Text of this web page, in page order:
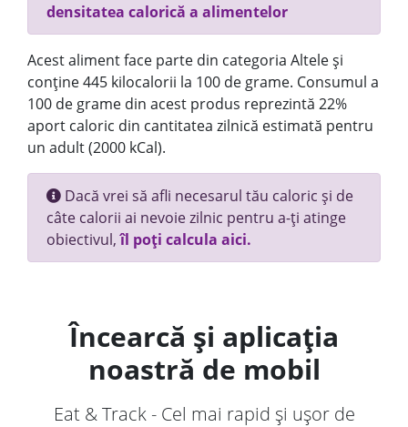
densitatea calorică a alimentelor
Acest aliment face parte din categoria Altele și
conține 445 kilocalorii la 100 de grame. Consumul a
100 de grame din acest produs reprezintă 22%
aport caloric din cantitatea zilnică estimată pentru
un adult (2000 kCal).
Dacă vrei să afli necesarul tău caloric și de
câte calorii ai nevoie zilnic pentru a-ți atinge
obiectivul,îl poți calcula aici.
Încearcă și aplicația
noastră de mobil
Eat & Track - Cel mai rapid și ușor de